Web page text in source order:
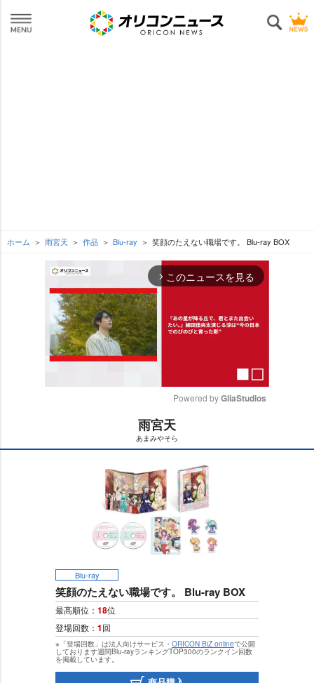
ホーム 雨宮天 作品 Blu-ray 笑顔のたえない職場です。 Blu-ray BOX
arrow_forward_ios このニュースを見る
t
Powered by GliaStudios
雨宮天
あまみやそら
Blu-ray
笑顔のたえない職場です。 Blu-ray BOX
最高順位： 18位
登場回数： 1回
※「登場回数」は法人向けサービス・ ORICON BiZ onlineで公開
しております週間Blu-rayランキングTOP300のランクイン回数
を掲載しています。